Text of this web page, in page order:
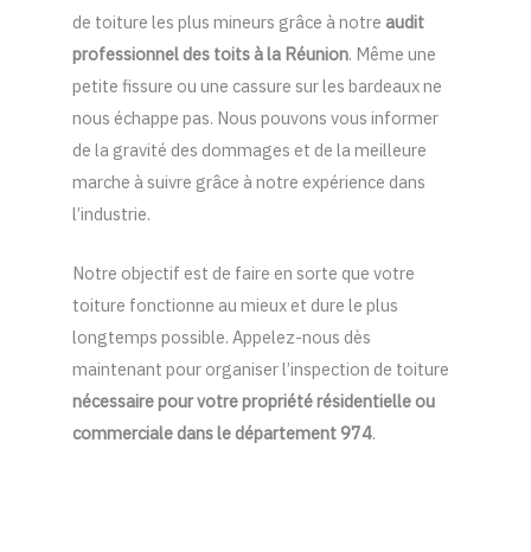
de toiture les plus mineurs grâce à notre audit
professionnel des toits à la Réunion. Même une
petite fissure ou une cassure sur les bardeaux ne
nous échappe pas. Nous pouvons vous informer
de la gravité des dommages et de la meilleure
marche à suivre grâce à notre expérience dans
l’industrie.
Notre objectif est de faire en sorte que votre
toiture fonctionne au mieux et dure le plus
longtemps possible. Appelez-nous dès
maintenant pour organiser l’inspection de toiture
nécessaire pour votre propriété résidentielle ou
commerciale dans le département 974.